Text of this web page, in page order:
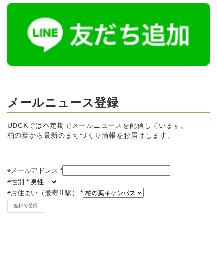
メールニュース登録
UDCKでは不定期でメールニュースを配信しています。
柏の葉から最新のまちづくり情報をお届けします。
◉メールアドレス *
◉性別 *
◉お住まい（最寄り駅） *